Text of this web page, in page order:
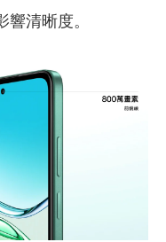
響清晰度。